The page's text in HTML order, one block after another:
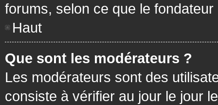
forums, selon ce que le
Haut
Que sont les modérateurs ?
Les modérateurs sont des
consiste à vérifier au jour le jour